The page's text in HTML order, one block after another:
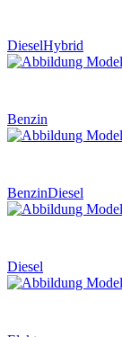
DieselHybrid
Benzin
BenzinDiesel
Diesel